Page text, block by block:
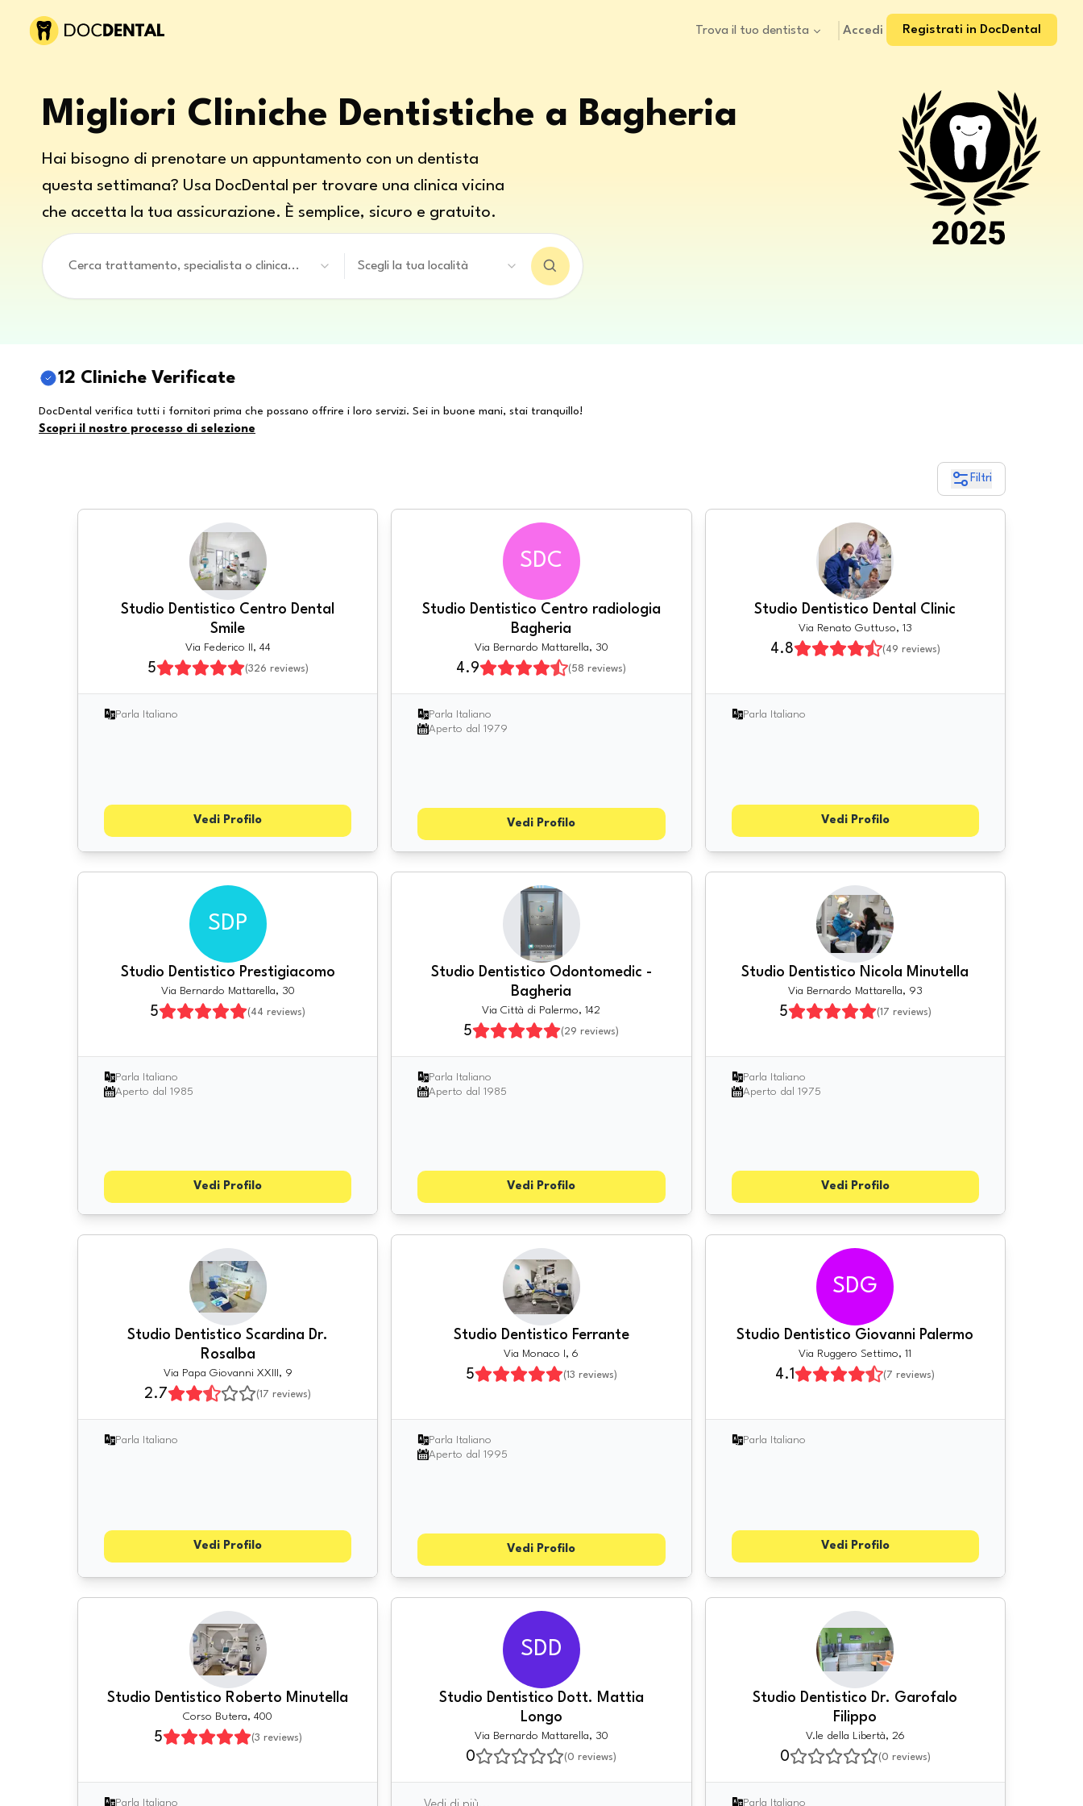
Trova il tuo dentista Accedi Registrati in DocDental
Migliori Cliniche Dentistiche a Bagheria
Hai bisogno di prenotare un appuntamento con un dentista
questa settimana? Usa DocDental per trovare una clinica vicina
che accetta la tua assicurazione. È semplice, sicuro e gratuito.
Cerca trattamento, specialista o clinica... Scegli la tua località
12 Cliniche Verificate
DocDental verifica tutti i fornitori prima che possano offrire i loro servizi. Sei in buone mani, stai tranquillo!
Scopri il nostro processo di selezione
Filtri
Studio Dentistico Centro Dental
Smile
Via Federico II, 44
5 (326 reviews)
Parla Italiano
Vedi Profilo
SDC
Studio Dentistico Centro radiologia
Bagheria
Via Bernardo Mattarella, 30
4.9 (58 reviews)
Parla Italiano
Aperto dal 1979
Vedi Profilo
Studio Dentistico Dental Clinic
Via Renato Guttuso, 13
4.8 (49 reviews)
Parla Italiano
Vedi Profilo
SDP
Studio Dentistico Prestigiacomo
Via Bernardo Mattarella, 30
5 (44 reviews)
Parla Italiano
Aperto dal 1985
Vedi Profilo
Studio Dentistico Odontomedic -
Bagheria
Via Città di Palermo, 142
5 (29 reviews)
Parla Italiano
Aperto dal 1985
Vedi Profilo
Studio Dentistico Nicola Minutella
Via Bernardo Mattarella, 93
5 (17 reviews)
Parla Italiano
Aperto dal 1975
Vedi Profilo
Studio Dentistico Scardina Dr.
Rosalba
Via Papa Giovanni XXIII, 9
2.7 (17 reviews)
Parla Italiano
Vedi Profilo
Studio Dentistico Ferrante
Via Monaco I, 6
5 (13 reviews)
Parla Italiano
Aperto dal 1995
Vedi Profilo
SDG
Studio Dentistico Giovanni Palermo
Via Ruggero Settimo, 11
4.1 (7 reviews)
Parla Italiano
Vedi Profilo
Studio Dentistico Roberto Minutella
Corso Butera, 400
5 (3 reviews)
Parla Italiano
SDD
Studio Dentistico Dott. Mattia
Longo
Via Bernardo Mattarella, 30
0 (0 reviews)
Studio Dentistico Dr. Garofalo
Filippo
V.le della Libertà, 26
0 (0 reviews)
Parla Italiano